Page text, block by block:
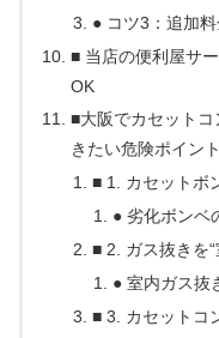
● コツ3：追加
■ 当店の便利屋サ
OK
■大阪でカセット
きたい危険ポイン
■ 1. カセットボ
● 劣化ボンベ
■ 2. ガス抜きを
● 室内ガス抜
■ 3. カセットコ